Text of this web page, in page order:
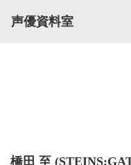
声優資料室
橋田 至